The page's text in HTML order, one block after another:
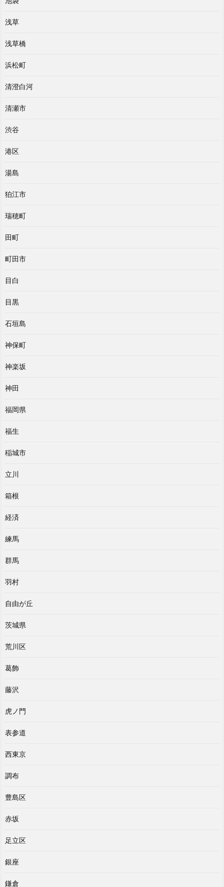
浅草
浅草橋
浜松町
清澄白河
清瀬市
渋谷
港区
湯島
狛江市
瑞穂町
田町
町田市
目白
目黒
石垣島
神保町
神楽坂
神田
福岡県
福生
稲城市
立川
箱根
経済
練馬
群馬
羽村
自由が丘
茨城県
荒川区
葛飾
藤沢
虎ノ門
表参道
西東京
調布
豊島区
赤坂
足立区
銀座
鎌倉